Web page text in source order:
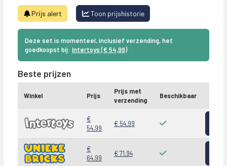
Prijs alert Toon prijshistorie
Deze set is momenteel, inclusief verzending, het
goedkoopst bij: Intertoys (€ 54,99)
Beste prijzen
Winkel Prijs
Prijs met
verzending
Beschikbaar
€
54,99
€ 54,99
€
64,99
€ 71,94